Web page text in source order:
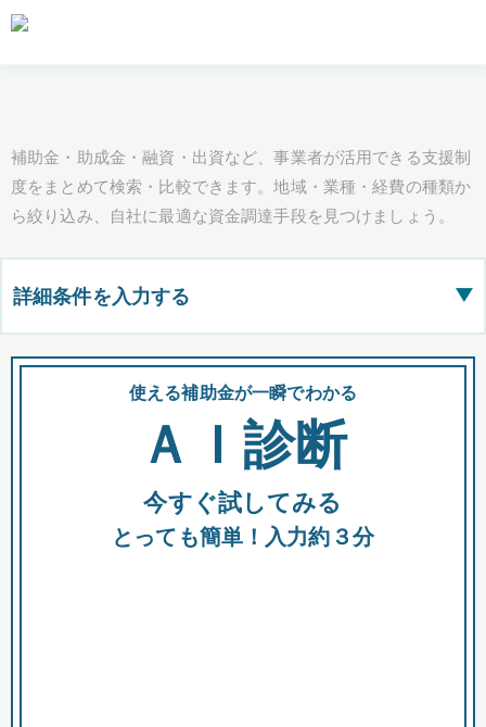
補助金・助成金・融資・出資など、事業者が活用できる支援制
度をまとめて検索・比較できます。地域・業種・経費の種類か
ら絞り込み、自社に最適な資金調達手段を見つけましょう。
詳細条件を入力する ▶
都道府県
全国の検索結果を含めて表示
助成金 融資 出資
使える補助金が一瞬でわかる
ＡＩ診断
今すぐ試してみる
とっても簡単！入力約３分